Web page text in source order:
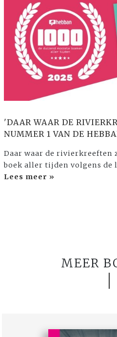
'DAAR WAAR DE
NUMMER 1 VAN DE
Daar waar de rivierkreeften
boek aller tijden volgens de
Lees meer »
MEER